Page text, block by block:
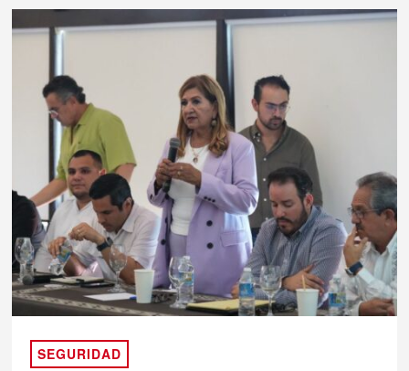
SEGURIDAD